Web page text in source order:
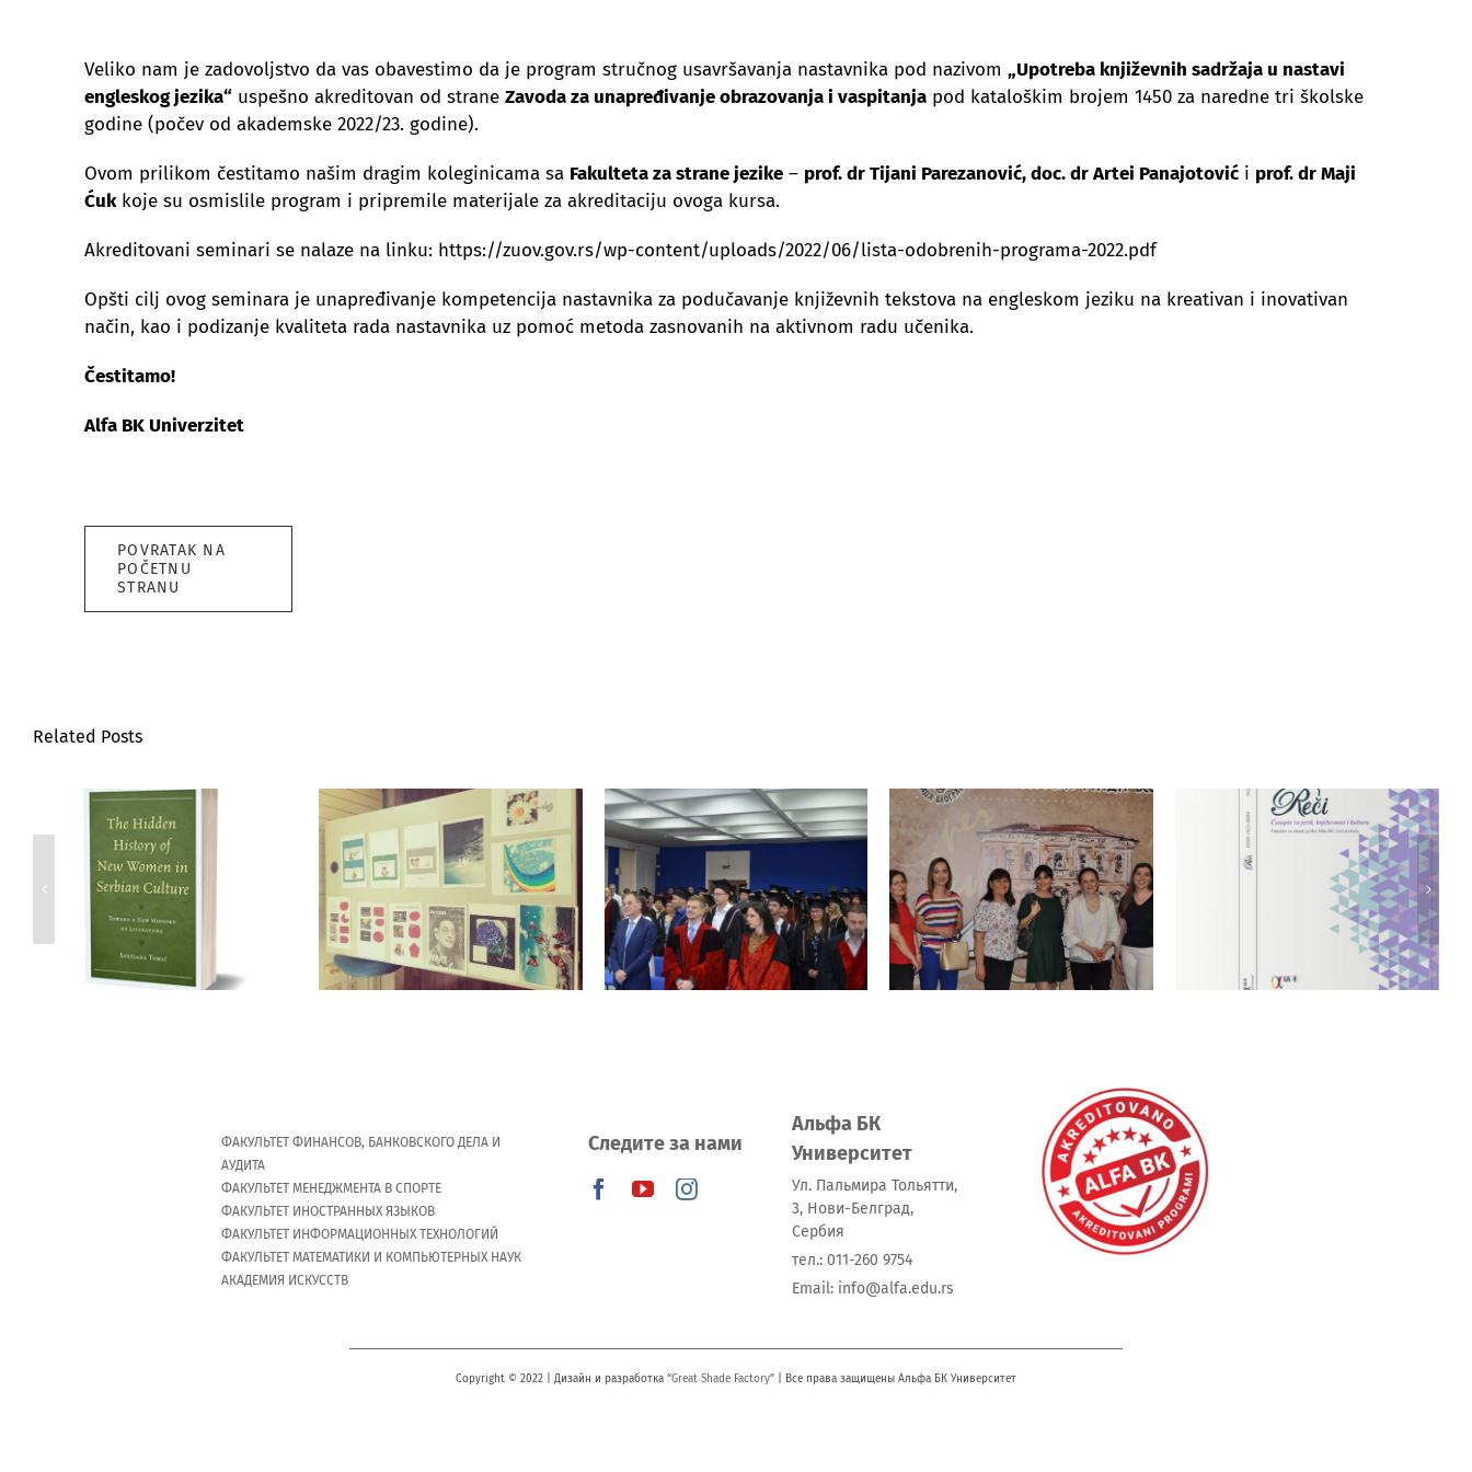
Veliko nam je zadovoljstvo da vas obavestimo da je program stručnog usavršavanja nastavnika pod nazivom„Upotreba književnih sadržaja u nastavi
engleskog jezika“ uspešno akreditovan od straneZavoda za unapređivanje obrazovanja i vaspitanja pod kataloškim brojem 1450 za naredne tri školske
godine (počev od akademske 2022/23. godine).
Ovom prilikom čestitamo našim dragim koleginicama sa Fakulteta za strane jezike – prof. dr Tijani Parezanović, doc. dr Artei Panajotović i prof. dr Maji
Ćukkoje su osmislile program i pripremile materijale za akreditaciju ovoga kursa.
Akreditovani seminari se nalaze na linku: https://zuov.gov.rs/wp-content/uploads/2022/06/lista-odobrenih-programa-2022.pdf
Opšti cilj ovog seminara je unapređivanje kompetencija nastavnika za podučavanje književnih tekstova na engleskom jeziku na kreativan i inovativan
način, kao i podizanje kvaliteta rada nastavnika uz pomoć metoda zasnovanih na aktivnom radu učenika.
Čestitamo!
Alfa BK Univerzitet
POVRATAK NA
POČETNU
STRANU
Related Posts
Премия
Североамериканской
ассоциации сербских
исследований
Светлане Томич
Успешно прошла
выставка
студенческих работ на
факультете
иностранных языков
Торжественное
вручение дипломов
29-му поколению
студентов
Проф. д-р Светлана
Томич провела
презентацию пособия
«Недостающая книга:
руководство по
функциональной
грамотности»
Министерство
образования, науки и
технического
развития в третий раз
подряд положительно
оценило журнал
«Слова» и оказало
поддержку
ФАКУЛЬТЕТ ФИНАНСОВ, БАНКОВСКОГО ДЕЛА И
АУДИТА
ФАКУЛЬТЕТ МЕНЕДЖМЕНТА В СПОРТЕ
ФАКУЛЬТЕТ ИНОСТРАННЫХ ЯЗЫКОВ
ФАКУЛЬТЕТ ИНФОРМАЦИОННЫХ ТЕХНОЛОГИЙ
ФАКУЛЬТЕТ МАТЕМАТИКИ И КОМПЬЮТЕРНЫХ НАУК
АКАДЕМИЯ ИСКУССТВ
Следите за нами
Альфа БК
Университет
Ул. Пальмира Тольятти,
3, Нови-Белград,
Сербия
тeл.: 011-260 9754
Email: info@alfa.edu.rs
Copyright © 2022 | Дизайн и разработка “Great Shade Factory” | Все права защищены Альфа БК Университет